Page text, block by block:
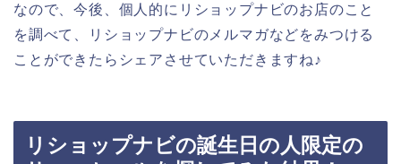
なので、今後、個人的にリショップナビのお店のこと
を調べて、リショップナビのメルマガなどをみつける
ことができたらシェアさせていただきますね♪
リショップナビの誕生日の人限定の